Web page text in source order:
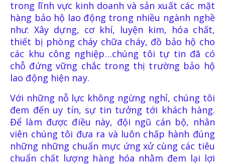
LIÊN HỆ
trong lĩnh vực kinh doanh và sản xuất các mặt
hàng bảo hộ lao động trong nhiều ngành nghề
như: Xây dựng, cơ khí, luyện kim, hóa chất,
thiết bị phòng cháy chữa cháy, đồ bảo hộ cho
các khu công nghiệp…chúng tôi tự tin đã có
chỗ đứng vững chắc trong thị trường bảo hộ
lao động hiện nay.
Với những nỗ lực không ngừng nghỉ, chúng tôi
đem đến uy tín, sự tin tưởng tới khách hàng.
Để làm được điều này, đội ngũ cán bộ, nhân
viên chúng tôi đưa ra và luôn chấp hành đúng
những những chuẩn mực ứng xử cùng các tiêu
chuẩn chất lượng hàng hóa nhằm đem lại lợi